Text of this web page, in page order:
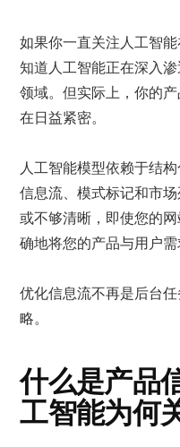
如果你一直关注人工智
知道人工智能正在深入
领域。但实际上，你的
在日益紧密。
人工智能模型依赖于结
信息流、模式标记和市
或不够清晰，即使您的
确地将您的产品与用户需
优化信息流不再是后台
略。
什么是产品
工智能为何